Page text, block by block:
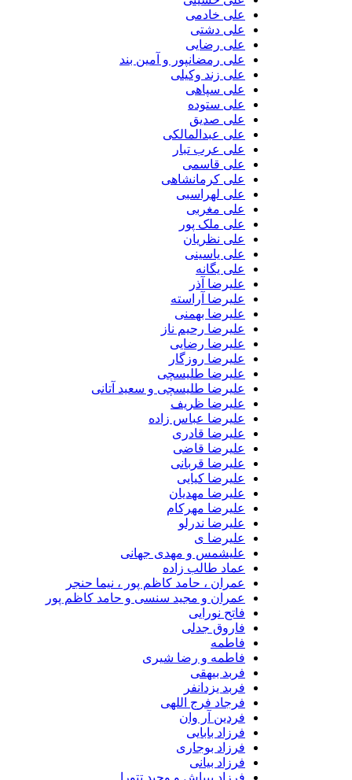
علی خادمی
علی دشتی
علی رضایی
علی رمضانپور و آمین بند
علی زند وکیلی
علی سپاهی
علی ستوده
علی صدیق
علی عبدالمالکی
علی عرب تبار
علی قاسمی
علی کرمانشاهی
علی لهراسبی
علی مغربی
علی ملک پور
علی نظریان
علی یاسینی
علی یگانه
علیرضا آذر
علیرضا آراسته
علیرضا بهمنی
علیرضا رحیم ناز
علیرضا رضایی
علیرضا روزگار
علیرضا طلیسچی
علیرضا طلیسچی و سعید آتانی
علیرضا ظریف
علیرضا عباس زاده
علیرضا قادری
علیرضا قاضی
علیرضا قربانی
علیرضا کیایی
علیرضا مهدیان
علیرضا مهرکام
علیرضا ندرلو
علیرضا ی
علیشمس و مهدی جهانی
عماد طالب زاده
عمران ، حامد کاظم پور ، نیما حنجر
عمران و مجید سنسی و حامد کاظم پور
فاتح نورایی
فاروق جدلی
فاطمه
فاطمه و رضا شیری
فربد بیهقی
فربد یزدانفر
فرجاد فرج اللهی
فردین آر وان
فرزاد بابایی
فرزاد بوجاری
فرزاد بیانی
فرزاد بیباش و وحید تتورا